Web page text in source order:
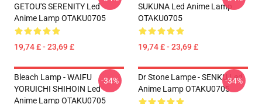
GETOU'S SERENITY Led
Anime Lamp OTAKU0705
19,74 £ - 23,69 £
SUKUNA Led Anime Lamp
OTAKU0705
19,74 £ - 23,69 £
Bleach Lamp - WAIFU
YORUICHI SHIHOIN Led
Anime Lamp OTAKU0705
-34%
Dr Stone Lampe - SENKU Led
Anime Lamp OTAKU0705
-34%